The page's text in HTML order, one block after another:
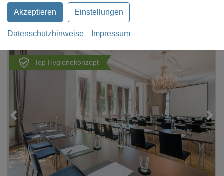
Akzeptieren Einstellungen
Datenschutzhinweise Impressum
Steigenberger Hotel Bielefelder Hof
Top Hygienekonzept
Loading...